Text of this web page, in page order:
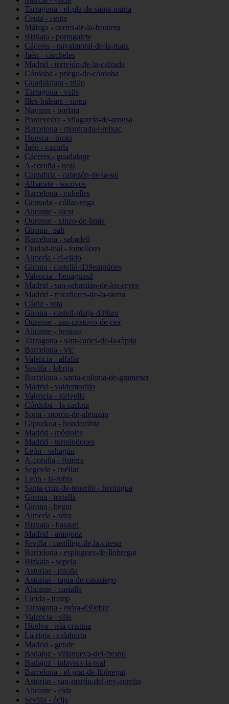
Tarragona - el-pla-de-santa-maria
Ceuta - ceuta
Málaga - cortes-de-la-frontera
Bizkaia - portugalete
Cáceres - navalmoral-de-la-mata
Jaén - cárcheles
Madrid - torrejón-de-la-calzada
Córdoba - priego-de-córdoba
Guadalajara - trillo
Tarragona - valls
Illes-balears - sineu
Navarra - burlata
Pontevedra - vilagarcía-de-arousa
Barcelona - montcada-i-reixac
Huesca - broto
Jaén - cazorla
Cáceres - guadalupe
A-coruña - noia
Cantabria - cabezón-de-la-sal
Albacete - socovos
Barcelona - cubelles
Granada - cúllar-vega
Alicante - alcoi
Ourense - xinzo-de-limia
Girona - salt
Barcelona - sabadell
Ciudad-real - tomelloso
Almería - el-ejido
Girona - castelló-d39empúries
Valencia - benaguasil
Madrid - san-sebastián-de-los-reyes
Madrid - miraflores-de-la-sierra
Cádiz - rota
Girona - castell-platja-d39aro
Ourense - san-cristovo-de-cea
Alicante - benissa
Tarragona - sant-carles-de-la-ràpita
Barcelona - vic
Valencia - alfafar
Sevilla - lebrija
Barcelona - santa-coloma-de-gramenet
Madrid - valdemorillo
Valencia - xirivella
Córdoba - la-carlota
Soria - morón-de-almazán
Gipuzkoa - hondarribia
Madrid - móstoles
Madrid - torrelodones
León - sahagún
A-coruña - fisterra
Segovia - cuéllar
León - la-robla
Santa-cruz-de-tenerife - hermigua
Girona - tortellà
Girona - begur
Almería - adra
Bizkaia - basauri
Madrid - aranjuez
Sevilla - castilleja-de-la-cuesta
Barcelona - esplugues-de-llobregat
Bizkaia - sopela
Asturias - piloña
Asturias - tapia-de-casariego
Alicante - castalla
Lleida - tremp
Tarragona - móra-d39ebre
Valencia - silla
Huelva - isla-cristina
La-rioja - calahorra
Madrid - getafe
Badajoz - villanueva-del-fresno
Badajoz - talavera-la-real
Barcelona - el-prat-de-llobregat
Asturias - san-martín-del-rey-aurelio
Alicante - elda
Sevilla - écija